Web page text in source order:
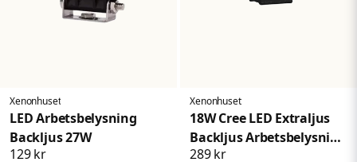
Xenonhuset
LED Arbetsbelysning
Backljus 27W
129 kr
Xenonhuset
18W Cree LED Extraljus
Backljus Arbetsbelysning
Flood
289 kr